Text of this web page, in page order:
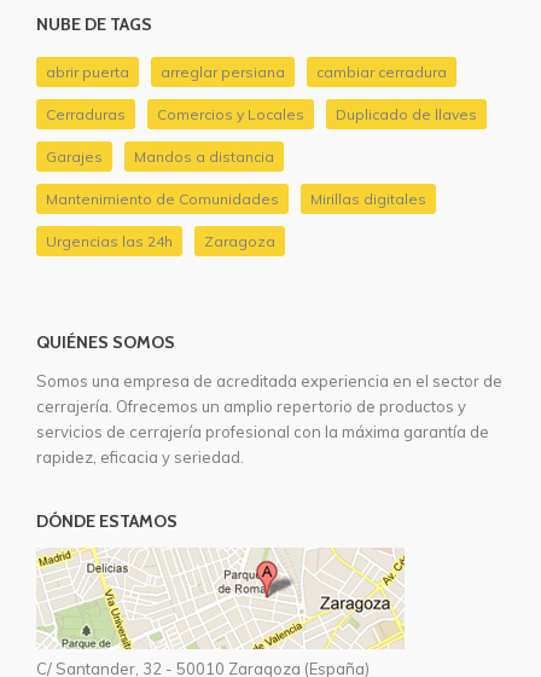
NUBE DE TAGS
abrir puerta arreglar persiana cambiar cerradura
Cerraduras Comercios y Locales Duplicado de llaves
Garajes Mandos a distancia
Mantenimiento de Comunidades Mirillas digitales
Urgencias las 24h Zaragoza
QUIÉNES SOMOS
Somos una empresa de acreditada experiencia en el sector de
cerrajería. Ofrecemos un amplio repertorio de productos y
servicios de cerrajería profesional con la máxima garantía de
rapidez, eficacia y seriedad.
DÓNDE ESTAMOS
C/ Santander, 32 - 50010 Zaragoza (España)